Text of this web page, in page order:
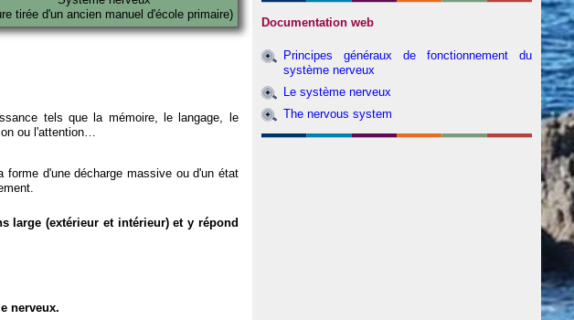
tirée d'un ancien manuel d'école primaire)
tels que la mémoire, le langage, le
ou l'attention…
d'une décharge massive ou d'un état
large (extérieur et intérieur) et y répond
nerveux.
Documentation web
Principes généraux de fonctionnement du
système nerveux
Le système nerveux
The nervous system